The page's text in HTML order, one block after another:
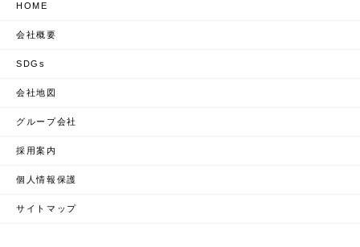
HOME
会社概要
SDGs
会社地図
グループ会社
採用案内
個人情報保護
サイトマップ